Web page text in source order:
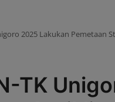
2025 Lakukan Pemetaan
TK